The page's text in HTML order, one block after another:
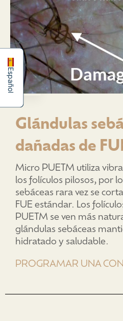
Glándulas
dañadas de
Micro PUETM utiliza
los folículos pilosos, por
sebáceas rara vez se
FUE estándar. Los
PUETM se ven más
glándulas sebáceas
hidratado y saludable.
PROGRAMAR UNA
Español
English
简体中文